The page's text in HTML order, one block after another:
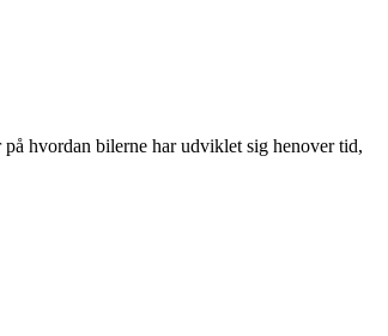
hvordan bilerne har udviklet sig henover tid,